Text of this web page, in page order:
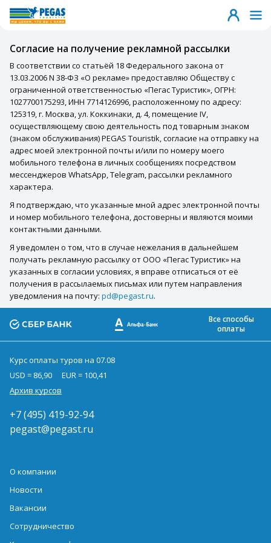
Согласие на получение рекламной рассылки
В соответствии со статьёй 18 Федерального закона от
13.03.2006 N 38-ФЗ «О рекламе» предоставляю Обществу с
ограниченной ответственностью «Пегас Туристик», ОГРН:
1027700175293, ИНН 7714126996, расположенному по адресу:
125319, г. Москва, ул. Коккинаки, д. 4, помещение IV,
осуществляющему свою деятельность под товарным знаком
(знаком обслуживания) PEGAS Touristik, согласие на отправку на
адрес моей электронной почты и/или по номеру моего
мобильного телефона в личных сообщениях посредством
мессенджеров WhatsApp, Telegram, рассылки рекламного
характера.
Я подтверждаю, что указанные мной адрес электронной почты
и номер мобильного телефона, достоверны и являются моими
контактными данными.
Я уведомлен о том, что в случае нежелания в дальнейшем
получать рекламную рассылку от ООО «Пегас Туристик» на
указанных в согласии условиях, я вправе отписаться от её
получения в рассылаемых письмах или путем направления
уведомления на почту: pd@pegast.ru.
Все способы
оплаты
Курс оплаты туров на 07.08
USD = 86,90
EUR = 100,41
Архив курсов
+7 (495) 419-92-94
pegast@pegast.ru
О компании
Новости
Вакансии
Сотрудничество